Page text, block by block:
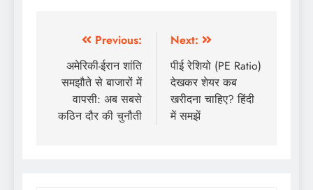
Previous:
अमेरिकी-ईरान शांति
समझौते से बाजारों में
वापसी: अब सबसे
कठिन दौर की चुनौती
Next:
पीई रेशियो (PE Ratio)
देखकर शेयर कब
खरीदना चाहिए? हिंदी
में समझें